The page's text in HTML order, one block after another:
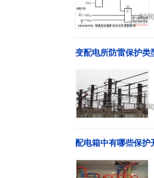
时
变配电所防雷保护类
时
配电箱中有哪些保护